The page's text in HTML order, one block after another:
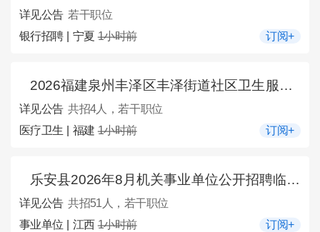
详见公告 若干职位
银行招聘 | 宁夏1小时前 订阅+
2026福建泉州丰泽区丰泽街道社区卫生服务中心招聘工作人员4人公告
详见公告 共招4人，若干职位
医疗卫生 | 福建1小时前 订阅+
乐安县2026年8月机关事业单位公开招聘临聘人员公告【51人】
详见公告 共招51人，若干职位
事业单位 | 江西1小时前 订阅+